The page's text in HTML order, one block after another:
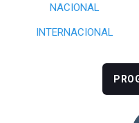
NACIONAL
INTERNACIONAL